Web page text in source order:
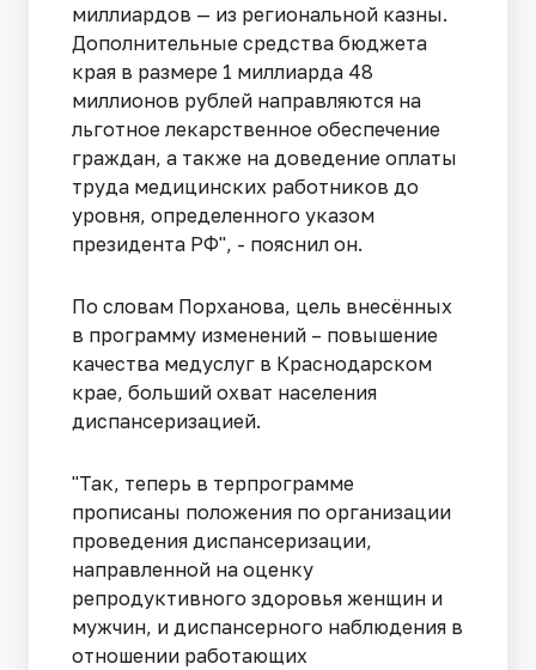
миллиардов — из региональной казны.
Дополнительные средства бюджета
края в размере 1 миллиарда 48
миллионов рублей направляются на
льготное лекарственное обеспечение
граждан, а также на доведение оплаты
труда медицинских работников до
уровня, определенного указом
президента РФ", - пояснил он.
По словам Порханова, цель внесённых
в программу изменений – повышение
качества медуслуг в Краснодарском
крае, больший охват населения
диспансеризацией.
"Так, теперь в терпрограмме
прописаны положения по организации
проведения диспансеризации,
направленной на оценку
репродуктивного здоровья женщин и
мужчин, и диспансерного наблюдения в
отношении работающих